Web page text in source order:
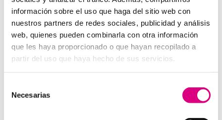
información sobre el uso que haga del sitio web con
nuestros partners de redes sociales, publicidad y análisis
web, quienes pueden combinarla con otra información
que les haya proporcionado o que hayan recopilado a
partir del uso que haya hecho de sus servicios.
Necesarias
Audio en alta definición (HD).
Reducción activa de ruido.
Botones de emergencia o comunicación directa.
Posibilidad de conexión con fibra óptica o redes
simplificar el cableado.